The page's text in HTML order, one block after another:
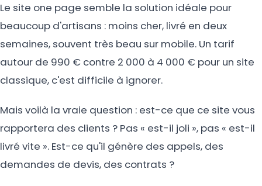
Le site one page semble la solution idéale pour
beaucoup d'artisans : moins cher, livré en deux
semaines, souvent très beau sur mobile. Un tarif
autour de 990 € contre 2 000 à 4 000 € pour un site
classique, c'est difficile à ignorer.
Mais voilà la vraie question : est-ce que ce site vous
rapportera des clients ? Pas « est-il joli », pas « est-il
livré vite ». Est-ce qu'il génère des appels, des
demandes de devis, des contrats ?